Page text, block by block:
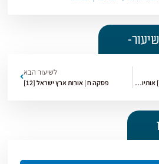
פסקה ז | אורות ארץ ישראל [10] אותיות ומצוות
לשיעור הבא
פסקה ח | אורות ארץ ישראל [12]